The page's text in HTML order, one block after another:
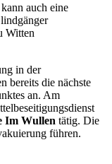
auch eine
Witten
in der
bereits die nächste
an. Am
Im Wullen tätig. Die
führen.